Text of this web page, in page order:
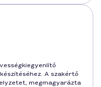
A szakértő
megmagyarázta